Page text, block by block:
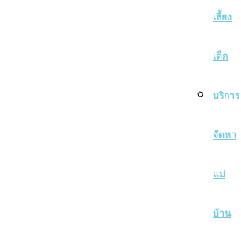
เลี้ยง
เด็ก
บริการ
จัดหา
แม่
บ้าน